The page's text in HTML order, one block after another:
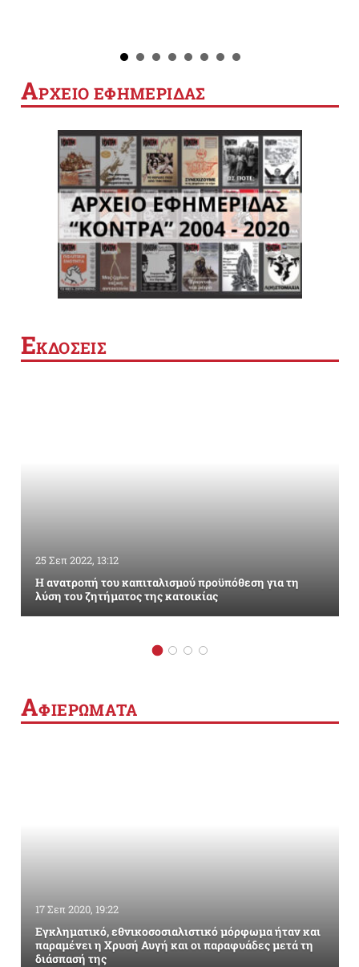
ΑΡΧΕΙΟ ΕΦΗΜΕΡΙΔΑΣ
ΕΚΔΟΣΕΙΣ
25 Σεπ 2022, 13:12
Η ανατροπή του καπιταλισμού προϋπόθεση για τη
λύση του ζητήματος της κατοικίας
ΑΦΙΕΡΩΜΑΤΑ
17 Σεπ 2020, 19:22
Εγκληματικό, εθνικοσοσιαλιστικό μόρφωμα ήταν και
παραμένει η Χρυσή Αυγή και οι παραφυάδες μετά τη
διάσπασή της